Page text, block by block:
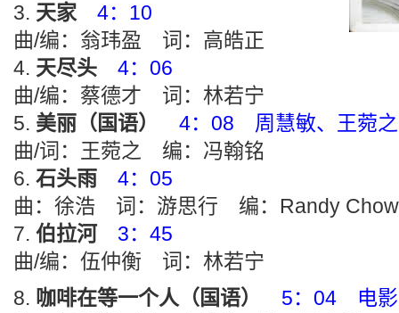
天家
4：10
曲/编：翁玮盈 词：高皓正
天尽头
4：06
曲/编：蔡德才 词：林若宁
美丽（国语）
4：08 周慧敏、王菀之
曲/词：王菀之 编：冯翰铭
石头雨
4：05
曲：徐浩 词：游思行 编：Randy
伯拉河
3：45
曲/编：伍仲衡 词：林若宁
咖啡在等一个人（国语）
5：04 电影